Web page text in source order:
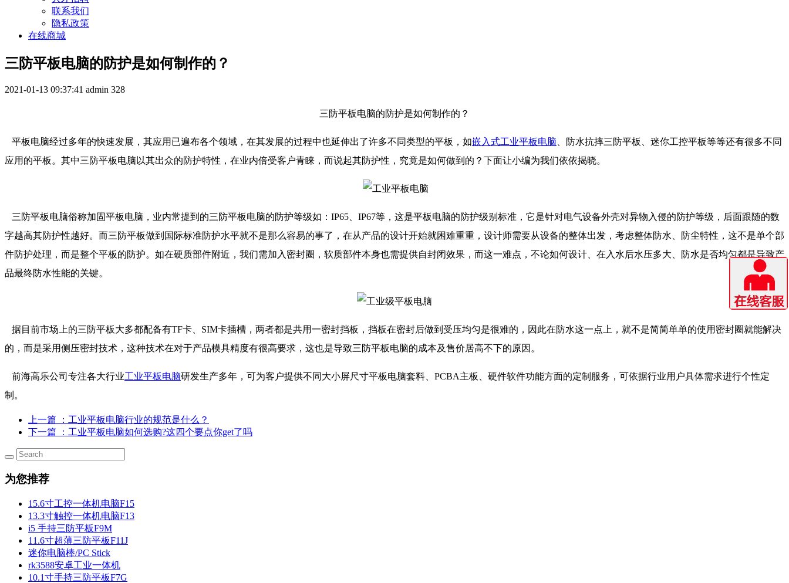
联系我们
隐私政策
在线商城
三防平板电脑的防护是如何制作的？
2021-01-13 09:37:41 admin 328
三防平板电脑的防护是如何制作的？
平板电脑经过多年的快速发展，其应用已遍布各个领域，在其发展的过程中也延伸出了许多不同类型的平板，如嵌入式工业平板电脑 、防水抗摔三防平板、迷你工控平板等等还有很多不同
应用的平板。其中三防平板电脑以其出众的防护特性，在业内倍受客户青睐，而说起其防护性，究竟是如何做到的？下面让小编为我们依依揭晓。
三防平板电脑俗称加固平板电脑，业内常提到的三防平板电脑的防护等级如：IP65、IP67等，这是平板电脑的防护级别标准，它是针对电气设备外壳对异物入侵的防护等级，后面跟随的数
字越高其防护性越好。而三防平板做到国际标准防护水平就不是那么容易的事了，在从产品的设计开始就困难重重，设计师需要从设备的整体出发，考虑整体防水、防尘特性，这不是单个部
件防护处理，而是整个平板的防护。如在硬质部件附近，我们需加入密封圈，软质部件本身也需提供自封闭效果，而这一难点，不论如何设计、在入水后水压多大、防水是否均匀都是导致产
品最终防水性能的关键。
据目前市场上的三防平板大多都配备有TF卡、SIM卡插槽，两者都是共用一密封挡板，挡板在密封后做到受压均匀是很难的，因此在防水这一点上，就不是简简单单的使用密封圈就能解决
的，而是采用侧压密封技术，这种技术在对于产品模具精度有很高要求，这也是导致三防平板电脑的成本及售价居高不下的原因。
前海高乐公司专注各大行业工业平板电脑研发生产多年，可为客户提供不同大小屏尺寸平板电脑套料、PCBA主板、硬件软件功能方面的定制服务，可依据行业用户具体需求进行个性定
制。
上一篇
：工业平板电脑行业的规范是什么？
下一篇
：工业平板电脑如何选购?这四个要点你get了吗
为您推荐
15.6寸工控一体机电脑F15
13.3寸触控一体机电脑F13
i5 手持三防平板F9M
11.6寸超薄三防平板F11J
迷你电脑棒/PC Stick
rk3588安卓工业一体机
10.1寸手持三防平板F7G